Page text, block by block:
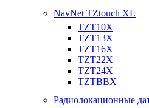
NavNet TZtouch XL
TZT10X
TZT13X
TZT16X
TZT22X
TZT24X
TZTBBX
Радиолокационные